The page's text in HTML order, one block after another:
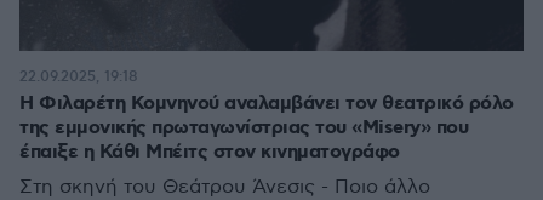
Η Φιλαρέτη Κομνηνού αναλαμβάνει τον θεατρικό ρόλο
της εμμονικής πρωταγωνίστριας του «Misery» που
έπαιξε η Κάθι Μπέιτς στον κινηματογράφο
Στη σκηνή του Θεάτρου Άνεσις - Ποιο άλλο
22.09.2025, 19:18